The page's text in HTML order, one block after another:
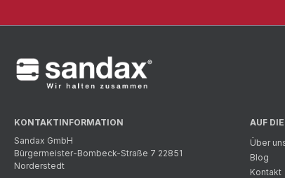
KONTAKTINFORMATION
Sandax GmbH
Bürgermeister-Bombeck-Straße 7 22851
Norderstedt
AUF
Über
Blog
Kontakt